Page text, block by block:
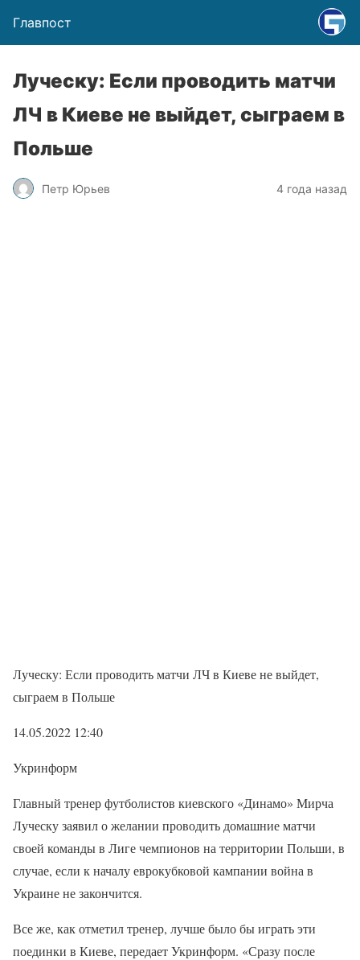
Главпост
Луческу: Если проводить матчи
ЛЧ в Киеве не выйдет, сыграем в
Польше
Петр Юрьев 4 года назад
Луческу: Если проводить матчи ЛЧ в Киеве не выйдет,
сыграем в Польше
14.05.2022 12:40
Укринформ
Главный тренер футболистов киевского «Динамо» Мирча
Луческу заявил о желании проводить домашние матчи
своей команды в Лиге чемпионов на территории Польши, в
случае, если к началу еврокубковой кампании война в
Украине не закончится.
Все же, как отметил тренер, лучше было бы играть эти
поединки в Киеве, передает Укринформ. «Сразу после